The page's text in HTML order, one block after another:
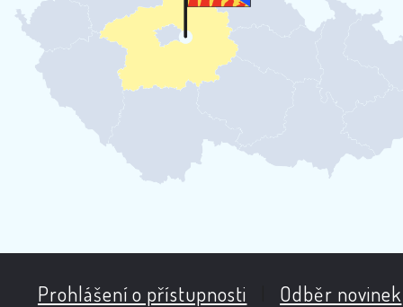
Prohlášení o přístupnosti Odběr novinek